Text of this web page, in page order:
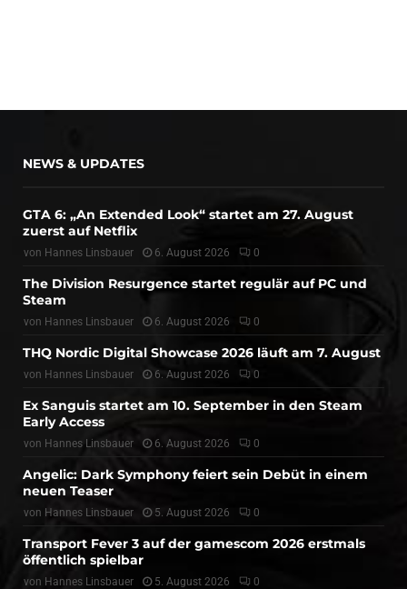
NEWS & UPDATES
GTA 6: „An Extended Look“ startet am 27. August
zuerst auf Netflix
von Hannes Linsbauer 6. August 2026 0
The Division Resurgence startet regulär auf PC und
Steam
von Hannes Linsbauer 6. August 2026 0
THQ Nordic Digital Showcase 2026 läuft am 7. August
von Hannes Linsbauer 6. August 2026 0
Ex Sanguis startet am 10. September in den Steam
Early Access
von Hannes Linsbauer 6. August 2026 0
Angelic: Dark Symphony feiert sein Debüt in einem
neuen Teaser
von Hannes Linsbauer 5. August 2026 0
Transport Fever 3 auf der gamescom 2026 erstmals
öffentlich spielbar
von Hannes Linsbauer 5. August 2026 0